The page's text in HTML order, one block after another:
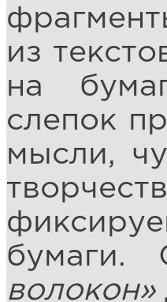
из
на
слепок
мысли,
бумаги.
волокон»